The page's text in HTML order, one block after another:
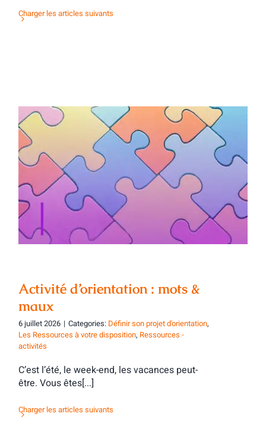
Charger les articles suivants
Activité d’orientation : mots & maux
Activité d’orientation : mots &
maux
6 juillet 2026 | Categories: Définir son projet d'orientation,
Les Ressources à votre disposition, Ressources -
activités
C’est l’été, le week-end, les vacances peut-
être. Vous êtes[...]
Charger les articles suivants